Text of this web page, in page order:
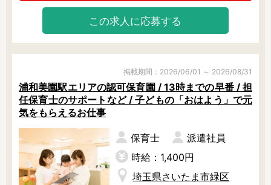
ふれています♪
◎園の雰囲気
園舎だけでなく遊具や道具にも木が
児用と2つの園庭があります。
キレイながらもどこか懐かしく、昔
ながらの温かみある雰囲気です。
浦和美園駅から平坦な道を徒歩でも
勤の方にもオススメです！
◎シフト・働き方は応相談
詳細な就業条件は応相談になりま
す！
この求人に応募する
掲載期間：2026/06/01 ～ 2026/08/31
浦和美園駅エリアの認可保育園 / 13時までの早番 / 担
任保育士のサポートなど / 子どもの「おはよう」で元
気をもらえるお仕事
保育士
派遣社員
時給：1,400円
埼玉県さいたま市緑区